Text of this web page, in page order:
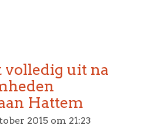
uit na
Hattem
2015 om 21:23